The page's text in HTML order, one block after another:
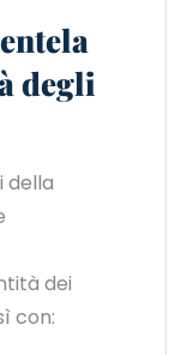
degli
della
dei
con: